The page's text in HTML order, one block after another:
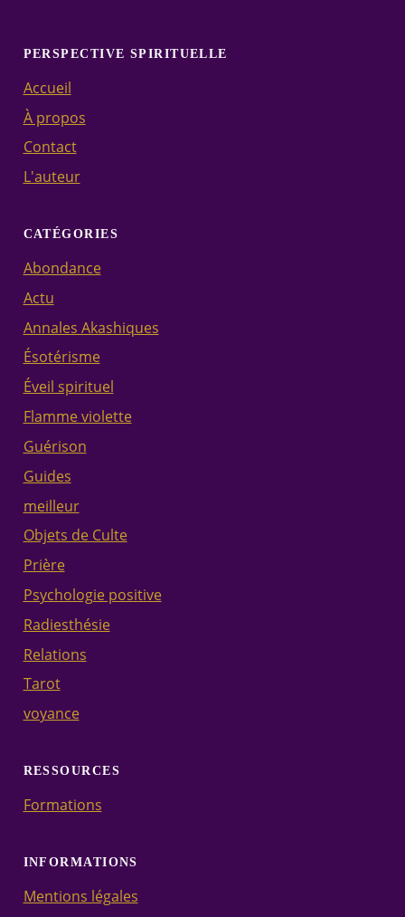
PERSPECTIVE SPIRITUELLE
Accueil
À propos
Contact
L'auteur
CATÉGORIES
Abondance
Actu
Annales Akashiques
Ésotérisme
Éveil spirituel
Flamme violette
Guérison
Guides
meilleur
Objets de Culte
Prière
Psychologie positive
Radiesthésie
Relations
Tarot
voyance
RESSOURCES
Formations
INFORMATIONS
Mentions légales